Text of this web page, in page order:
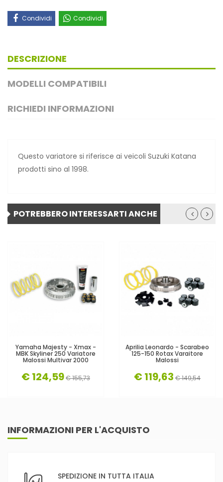
Condividi Condividi
DESCRIZIONE
MODELLI COMPATIBILI
RICHIEDI INFORMAZIONI
Questo variatore si riferisce ai veicoli Suzuki Katana
prodotti sino al 1998.
POTREBBERO INTERESSARTI ANCHE
Yamaha Majesty - Xmax -
MBK Skyliner 250 Variatore
Malossi Multivar 2000
€ 124,59€ 155,73
Aprilia Leonardo - Scarabeo
125-150 Rotax Varaitore
Malossi
€ 119,63 € 149,54
INFORMAZIONI PER L'ACQUISTO
SPEDIZIONE IN TUTTA ITALIA